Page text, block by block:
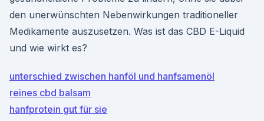
den unerwünschten Nebenwirkungen traditioneller
Medikamente auszusetzen. Was ist das CBD E-Liquid
und wie wirkt es?
unterschied zwischen hanföl und hanfsamenöl
reines cbd balsam
hanfprotein gut für sie